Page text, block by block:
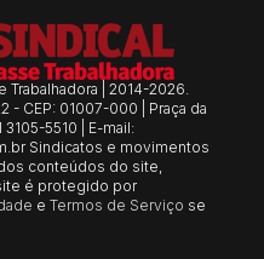
Trabalhadora | 2014-2026.
- CEP: 01007-000 | Praça da
3105-5510 | E-mail:
Sindicatos e movimentos
conteúdos do site,
é protegido por
eTermos de Serviço se